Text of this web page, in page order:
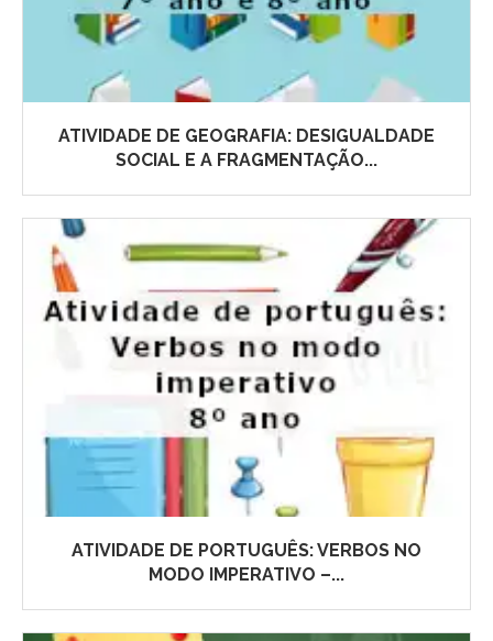
ATIVIDADE DE GEOGRAFIA: DESIGUALDADE
SOCIAL E A FRAGMENTAÇÃO...
ATIVIDADE DE PORTUGUÊS: VERBOS NO
MODO IMPERATIVO –...